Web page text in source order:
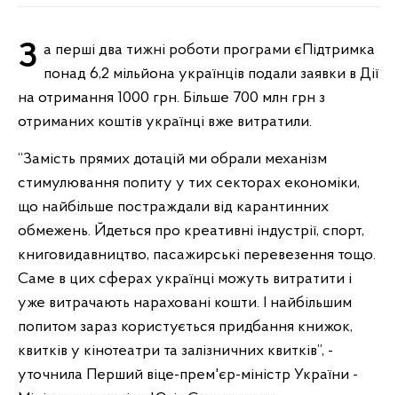
За перші два тижні роботи програми єПідтримка понад 6,2 мільйона українців подали заявки в Дії
на отримання 1000 грн. Більше 700 млн грн з
отриманих коштів українці вже витратили.
“Замість прямих дотацій ми обрали механізм
стимулювання попиту у тих секторах економіки,
що найбільше постраждали від карантинних
обмежень. Йдеться про креативні індустрії, спорт,
книговидавництво, пасажирські перевезення тощо.
Саме в цих сферах українці можуть витратити і
уже витрачають нараховані кошти. І найбільшим
попитом зараз користується придбання книжок,
квитків у кінотеатри та залізничних квитків”, -
уточнила Перший віце-прем'єр-міністр України -